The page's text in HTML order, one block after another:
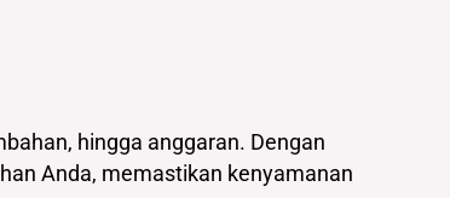
hingga anggaran. Dengan
Anda, memastikan kenyamanan